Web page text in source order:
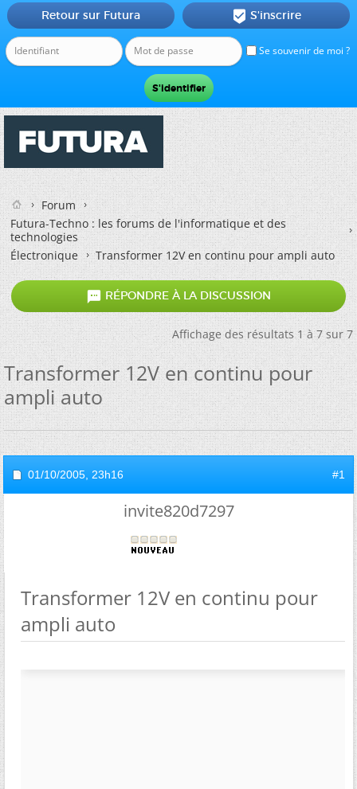
Se souvenir de moi ?
Retour sur Futura  S'inscrire
Forum
Futura-Techno : les forums de l'informatique et des
technologies
Électronique
Transformer 12V en continu pour ampli auto
 RÉPONDRE À LA DISCUSSION
Affichage des résultats 1 à 7 sur 7
Transformer 12V en continu pour
ampli auto
01/10/2005, 23h16 #1
invite820d7297
Transformer 12V en continu pour
ampli auto